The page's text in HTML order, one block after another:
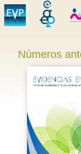
Números